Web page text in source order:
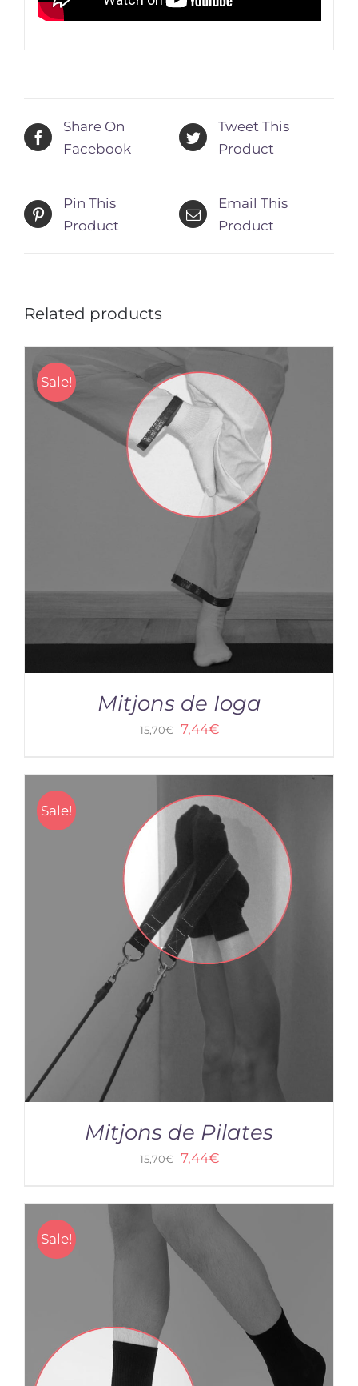
Share On
Facebook
Tweet This
Product
Pin This
Product
Email This
Product
Related products
Sale!
DETAILS
Mitjons de Ioga
15,70€ 7,44€
Sale!
DETAILS
Mitjons de Pilates
15,70€ 7,44€
Sale!